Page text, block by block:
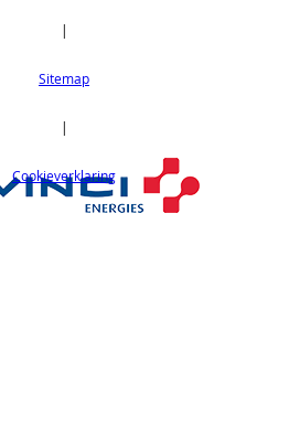
|
Sitemap
|
Cookieverklaring